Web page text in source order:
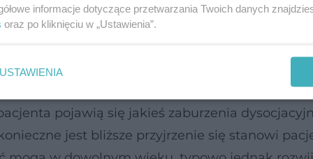
każdy człowiek – są nimi bowiem chociażby
i chwilowo tracimy poczucie kontaktu z
żadnym problemem i nie muszą wzbudzać
pojawią się jakieś zaburzenia
jest bliższe przyjrzenie się stanowi
informacje dotyczące przetwarzania Twoich danych
oraz po kliknięciu w „Ustawienia”.
USTAWIENIA